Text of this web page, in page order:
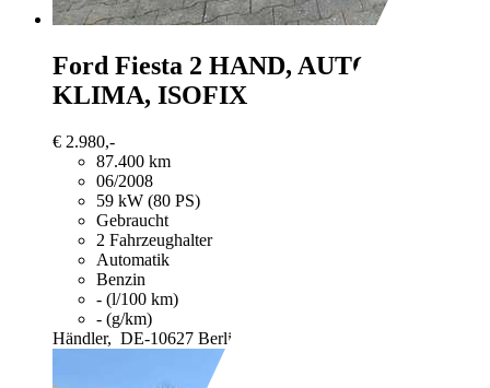
Ford Fiesta 2 HAND, AUTOMATIK,
KLIMA, ISOFIX
€ 2.980,-
87.400 km
06/2008
59 kW (80 PS)
Gebraucht
2 Fahrzeughalter
Automatik
Benzin
- (l/100 km)
- (g/km)
Händler, DE-10627 Berlin